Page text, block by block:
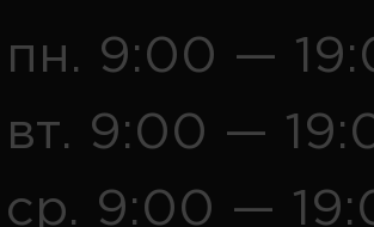
пн. 9:00 —
вт. 9:00 —
ср. 9:00 —